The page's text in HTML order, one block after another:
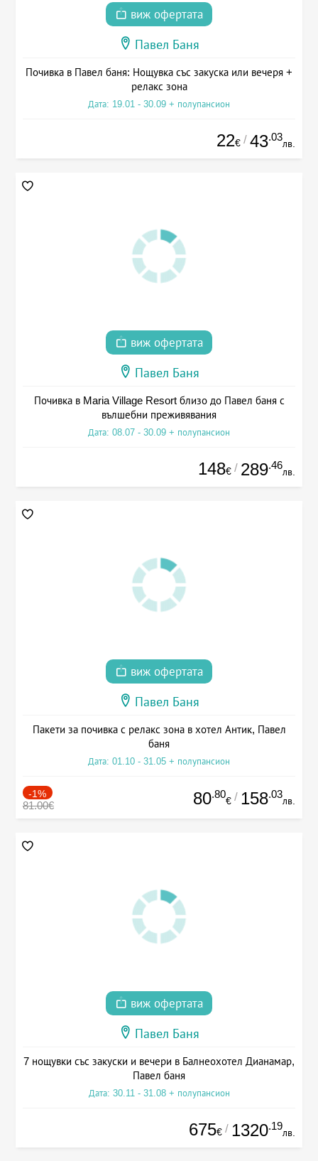
виж офертата
Павел Баня
Почивка в Павел баня: Нощувка със закуска или вечеря +
релакс зона
Дата: 19.01 - 30.09 + полупансион
22€ / 43.03
лв.
виж офертата
Павел Баня
Почивка в Maria Village Resort близо до Павел баня с
вълшебни преживявания
Дата: 08.07 - 30.09 + полупансион
148€ / 289.46
лв.
виж офертата
Павел Баня
Пакети за почивка с релакс зона в хотел Антик, Павел
баня
Дата: 01.10 - 31.05 + полупансион
-1%
81.00€ 80.80
€ / 158.03
лв.
виж офертата
Павел Баня
7 нощувки със закуски и вечери в Балнеохотел Дианамар,
Павел баня
Дата: 30.11 - 31.08 + полупансион
675€ / 1320.19
лв.